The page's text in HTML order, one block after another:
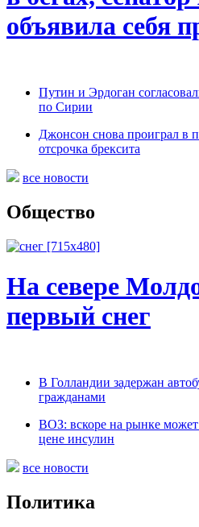
объявила себя
Путин и Эрдоган
по Сирии
Джонсон снова проиграл в
отсрочка брексита
все новости
Общество
На севере
первый снег
В Голландии задержан
гражданами
ВОЗ: вскоре на рынке
цене инсулин
все новости
Политика